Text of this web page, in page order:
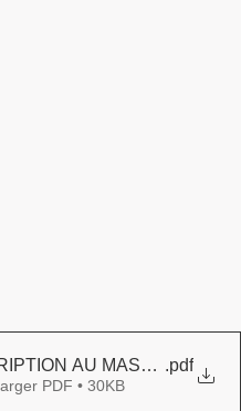
AU .pdf
PDF • 30KB